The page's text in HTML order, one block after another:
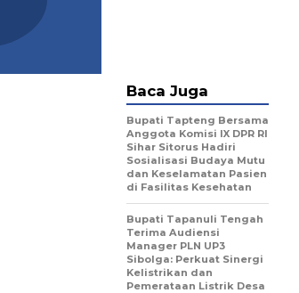
Baca Juga
Bupati Tapteng Bersama
Anggota Komisi IX DPR RI
Sihar Sitorus Hadiri
Sosialisasi Budaya Mutu
dan Keselamatan Pasien
di Fasilitas Kesehatan
Bupati Tapanuli Tengah
Terima Audiensi
Manager PLN UP3
Sibolga: Perkuat Sinergi
Kelistrikan dan
Pemerataan Listrik Desa